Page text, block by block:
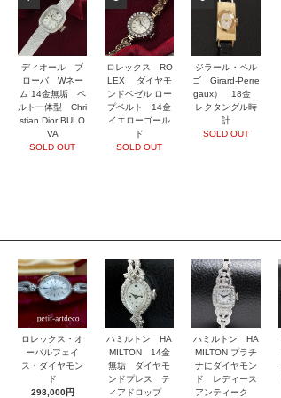
ディオール ブ
ローバ Wネー
ム 14金無垢 ペ
ルト一体型 Chri
stian Dior BULO
VA
SOLD OUT
ロレックス RO
LEX ダイヤモ
ンドベゼル ロー
プベルト 14金
イエローゴール
ド
SOLD OUT
ジラール・ペル
ゴ Girard-Perre
gaux） 18金
レクタングル時
計
SOLD OUT
ロレックス・オ
ーバルフェイ
ス・ダイヤモン
ド
298,000円
ハミルトン HA
MILTON 14金
無垢 ダイヤモ
ンドプレス テ
ィアドロップ
ハミルトン HA
MILTON プラチ
ナにダイヤモン
ド レディース
アンティーク